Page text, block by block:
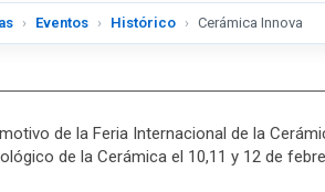
Eventos Histórico Cerámica Innova
de la Feria Internacional de la
de la Cerámica el 10,11 y 12 de